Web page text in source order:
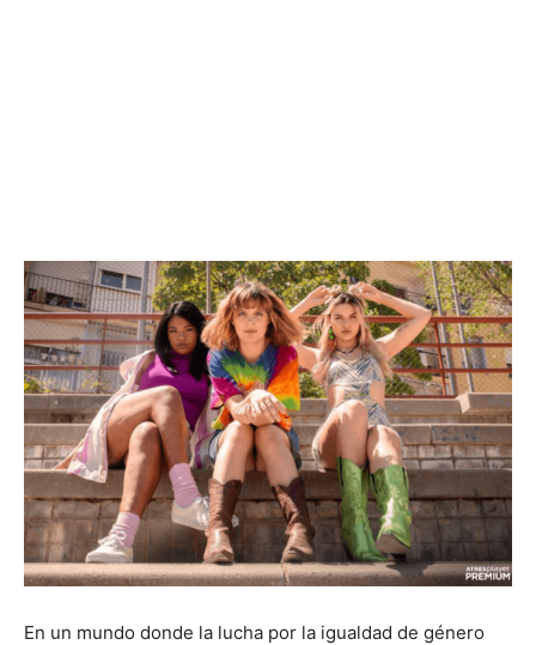
En un mundo donde la lucha por la igualdad de género